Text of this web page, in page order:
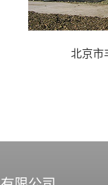
北京市